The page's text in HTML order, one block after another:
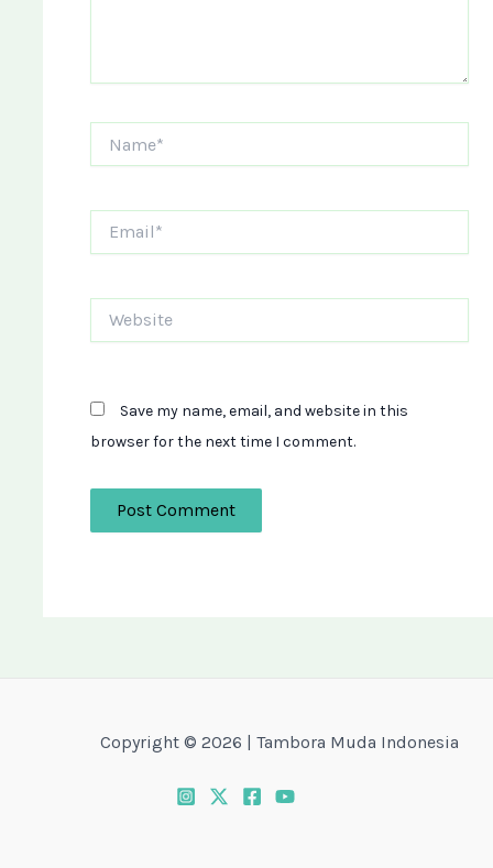
Save my name, email, and website in this
browser for the next time I comment.
Copyright © 2026 | Tambora Muda Indonesia